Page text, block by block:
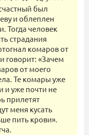
был
и облеплен
Тогда человек
страдания
комаров от
говорит: «Зачем
от моего
Те комары уже
и уже почти не
прилетят
меня кусать
пить крови».